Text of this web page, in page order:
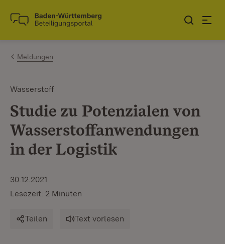
Zum Inhalt springen
Link zur Startseite
Meldungen
Wasserstoff
Studie zu Potenzialen von
Wasserstoffanwendungen
in der Logistik
30.12.2021
Lesezeit: 2 Minuten
Teilen Text vorlesen